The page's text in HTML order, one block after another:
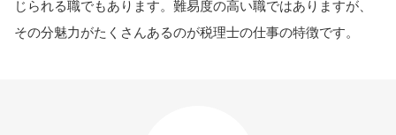
じられる職でもあります。難易度の高い職ではありますが、
その分魅力がたくさんあるのが税理士の仕事の特徴です。